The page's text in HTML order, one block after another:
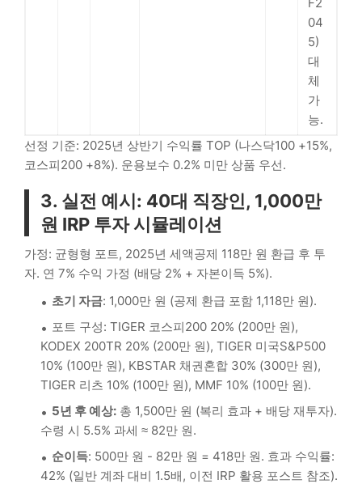
04
5)
대
체
가
능.
선정 기준: 2025년 상반기 수익률 TOP (나스닥100 +15%,
코스피200 +8%). 운용보수 0.2% 미만 상품 우선.
3. 실전 예시: 40대 직장인, 1,000만
원 IRP 투자 시뮬레이션
가정: 균형형 포트, 2025년 세액공제 118만 원 환급 후 투
자. 연 7% 수익 가정 (배당 2% + 자본이득 5%).
초기 자금: 1,000만 원 (공제 환급 포함 1,118만 원).
포트 구성: TIGER 코스피200 20% (200만 원),
KODEX 200TR 20% (200만 원), TIGER 미국S&P500
10% (100만 원), KBSTAR 채권혼합 30% (300만 원),
TIGER 리츠 10% (100만 원), MMF 10% (100만 원).
5년 후 예상: 총 1,500만 원 (복리 효과 + 배당 재투자).
수령 시 5.5% 과세 ≈ 82만 원.
순이득: 500만 원 - 82만 원 = 418만 원. 효과 수익률:
42% (일반 계좌 대비 1.5배, 이전 IRP 활용 포스트 참조).